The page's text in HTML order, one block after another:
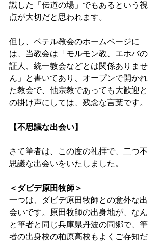
識した「伝道の場」でもあるという視
点が大切だと思われます。
但し、ベテル教会のホームページに
は、当教会は「モルモン教、エホバの
証人、統一教会などとは関係ありませ
ん」と書いてあり、オープンで開かれ
た教会で、他宗教であっても大歓迎と
の掛け声にしては、残念な言葉です。
【不思議な出会い】
さて筆者は、この度の礼拝で、二つ不
思議な出会いをいたしました。
＜ダビデ原田牧師＞
一つは、ダビデ原田牧師との意外な出
会いです。原田牧師の出身地が、なん
と筆者と同じ兵庫県丹波の同郷で、筆
者の出身校の柏原高校もよくご存知だ